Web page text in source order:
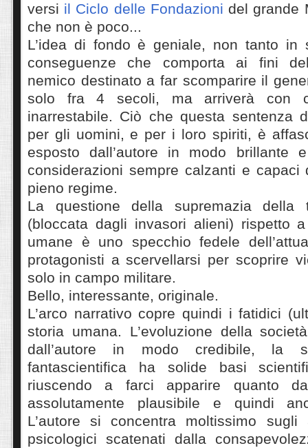
versi il Ciclo delle Fondazionidel grande
che non è poco...
L’idea di fondo è geniale, non tanto in
conseguenze che comporta ai fini
nemico destinato a far scomparire il
solo fra 4 secoli, ma arriverà con
inarrestabile. Ciò che questa sentenza
per gli uomini, e per i loro spiriti, è
esposto dall’autore in modo brillante
considerazioni sempre calzanti e capaci
pieno regime.
La questione della supremazia della
(bloccata dagli invasori alieni) rispetto
umane è uno specchio fedele
protagonisti a scervellarsi per scoprire
solo in campo militare.
Bello, interessante, originale.
L’arco narrativo copre quindi i fatidici
storia umana. L’evoluzione della
dall’autore in modo credibile, la
fantascientifica ha solide basi
riuscendo a farci apparire quanto
assolutamente plausibile e quindi
L’autore si concentra moltissimo
psicologici scatenati dalla